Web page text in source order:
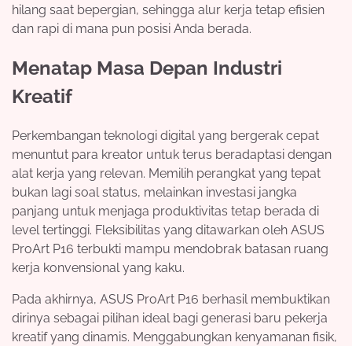
hilang saat bepergian, sehingga alur kerja tetap efisien
dan rapi di mana pun posisi Anda berada.
Menatap Masa Depan Industri
Kreatif
Perkembangan teknologi digital yang bergerak cepat
menuntut para kreator untuk terus beradaptasi dengan
alat kerja yang relevan. Memilih perangkat yang tepat
bukan lagi soal status, melainkan investasi jangka
panjang untuk menjaga produktivitas tetap berada di
level tertinggi. Fleksibilitas yang ditawarkan oleh ASUS
ProArt P16 terbukti mampu mendobrak batasan ruang
kerja konvensional yang kaku.
Pada akhirnya, ASUS ProArt P16 berhasil membuktikan
dirinya sebagai pilihan ideal bagi generasi baru pekerja
kreatif yang dinamis. Menggabungkan kenyamanan fisik,